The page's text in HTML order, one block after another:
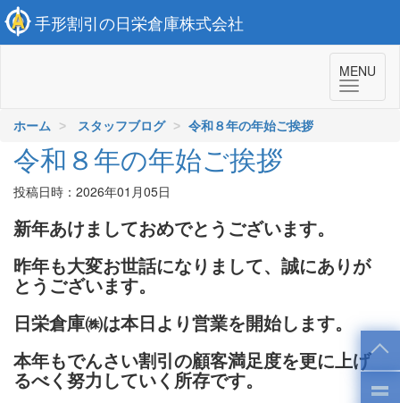
手形割引の日栄倉庫株式会社
MENU
ホーム スタッフブログ 令和８年の年始ご挨拶
令和８年の年始ご挨拶
投稿日時：2026年01月05日
新年あけましておめでとうございます。
昨年も大変お世話になりまして、誠にありが
とうございます。
日栄倉庫㈱は本日より営業を開始します。
本年もでんさい割引の顧客満足度を更に上げ
るべく努力していく所存です。